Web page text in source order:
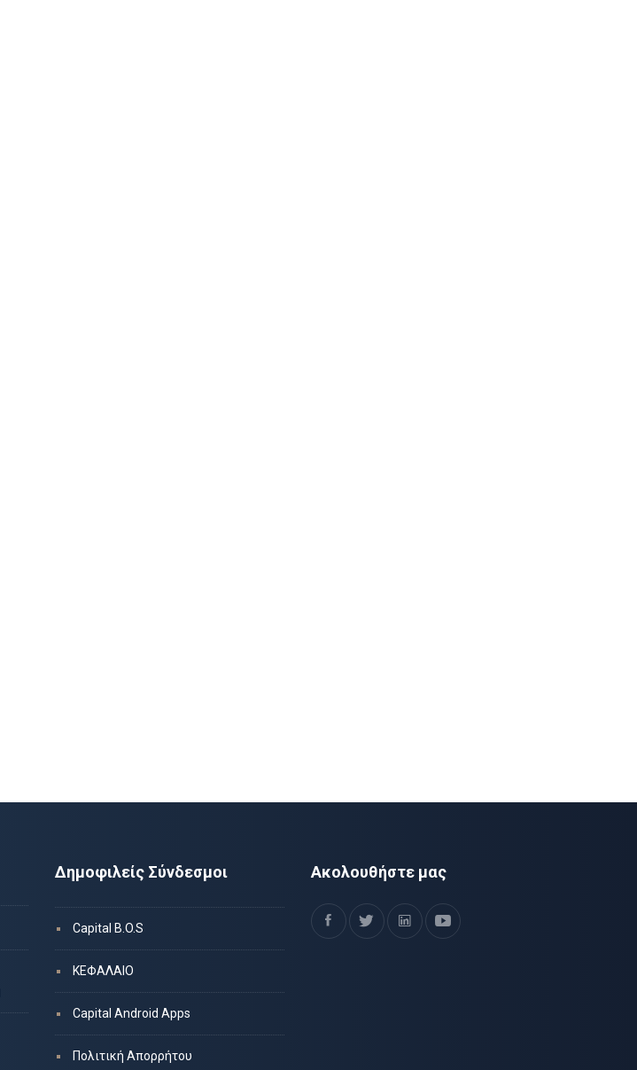
Δημοφιλείς Σύνδεσμοι
Capital B.O.S
ΚΕΦΑΛΑΙΟ
Capital Android Apps
Πολιτική Απορρήτου
Ακολουθήστε μας